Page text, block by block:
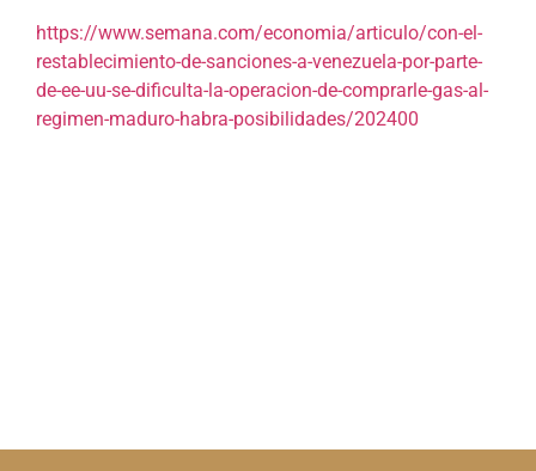
https://www.semana.com/economia/articulo/con-el-
restablecimiento-de-sanciones-a-venezuela-por-parte-
de-ee-uu-se-dificulta-la-operacion-de-comprarle-gas-al-
regimen-maduro-habra-posibilidades/202400